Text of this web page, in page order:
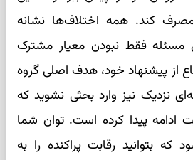
کند. همه اختلاف‌ها نشانه
مسئله فقط نبودن معیار مشترک
از پیشنهاد خود، هدف اصلی گروه
نزدیک نیز وارد بحثی نشوید که
ادامه پیدا کرده است. توان شما
که بتوانید رقابت پراکنده را به